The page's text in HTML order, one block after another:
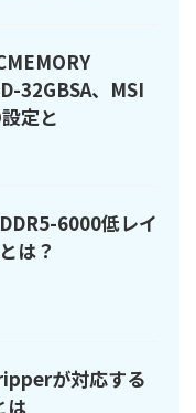
32GBSA、MSI
定と
6000低レイ
は？
が対応する
は